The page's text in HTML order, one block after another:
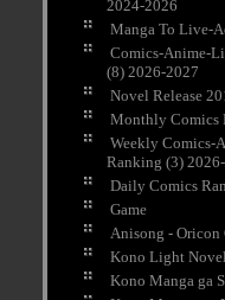
2024-2026
Manga To Live-
Comics-Anime-
(8) 2026-2027
Novel Release
Monthly Comics
Weekly Comics-
Ranking (3)
Daily Comics
Game
Anisong - Oricon
Kono Light
Kono Manga ga